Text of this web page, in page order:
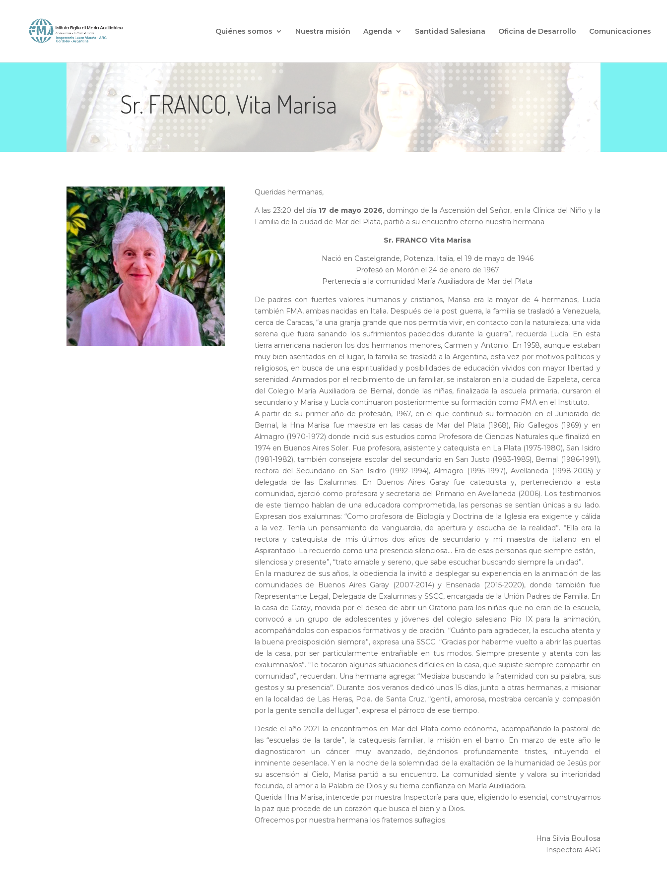
Quiénes somos Nuestra misión Agenda Santidad Salesiana Oficina de Desarrollo Comunicaciones
Sr. FRANCO, Vita Marisa
Queridas hermanas,
A las 23:20 del día 17 de mayo 2026, domingo de la Ascensión del Señor, en la Clínica del Niño y la
Familia de la ciudad de Mar del Plata, partió a su encuentro eterno nuestra hermana
Sr. FRANCO Vita Marisa
Nació en Castelgrande, Potenza, Italia, el 19 de mayo de 1946
Profesó en Morón el 24 de enero de 1967
Pertenecía a la comunidad María Auxiliadora de Mar del Plata
De padres con fuertes valores humanos y cristianos, Marisa era la mayor de 4 hermanos, Lucía
también FMA, ambas nacidas en Italia. Después de la post guerra, la familia se trasladó a Venezuela,
cerca de Caracas, “a una granja grande que nos permitía vivir, en contacto con la naturaleza, una vida
serena que fuera sanando los sufrimientos padecidos durante la guerra”, recuerda Lucía. En esta
tierra americana nacieron los dos hermanos menores, Carmen y Antonio. En 1958, aunque estaban
muy bien asentados en el lugar, la familia se trasladó a la Argentina, esta vez por motivos políticos y
religiosos, en busca de una espiritualidad y posibilidades de educación vividos con mayor libertad y
serenidad. Animados por el recibimiento de un familiar, se instalaron en la ciudad de Ezpeleta, cerca
del Colegio María Auxiliadora de Bernal, donde las niñas, finalizada la escuela primaria, cursaron el
secundario y Marisa y Lucía continuaron posteriormente su formación como FMA en el Instituto.
A partir de su primer año de profesión, 1967, en el que continuó su formación en el Juniorado de
Bernal, la Hna Marisa fue maestra en las casas de Mar del Plata (1968), Río Gallegos (1969) y en
Almagro (1970-1972) donde inició sus estudios como Profesora de Ciencias Naturales que finalizó en
1974 en Buenos Aires Soler. Fue profesora, asistente y catequista en La Plata (1975-1980), San Isidro
(1981-1982), también consejera escolar del secundario en San Justo (1983-1985), Bernal (1986-1991),
rectora del Secundario en San Isidro (1992-1994), Almagro (1995-1997), Avellaneda (1998-2005) y
delegada de las Exalumnas. En Buenos Aires Garay fue catequista y, perteneciendo a esta
comunidad, ejerció como profesora y secretaria del Primario en Avellaneda (2006). Los testimonios
de este tiempo hablan de una educadora comprometida, las personas se sentían únicas a su lado.
Expresan dos exalumnas: “Como profesora de Biología y Doctrina de la Iglesia era exigente y cálida
a la vez. Tenía un pensamiento de vanguardia, de apertura y escucha de la realidad”. “Ella era la
rectora y catequista de mis últimos dos años de secundario y mi maestra de italiano en el
Aspirantado. La recuerdo como una presencia silenciosa… Era de esas personas que siempre están,
silenciosa y presente”, “trato amable y sereno, que sabe escuchar buscando siempre la unidad”.
En la madurez de sus años, la obediencia la invitó a desplegar su experiencia en la animación de las
comunidades de Buenos Aires Garay (2007-2014) y Ensenada (2015-2020), donde también fue
Representante Legal, Delegada de Exalumnas y SSCC, encargada de la Unión Padres de Familia. En
la casa de Garay, movida por el deseo de abrir un Oratorio para los niños que no eran de la escuela,
convocó a un grupo de adolescentes y jóvenes del colegio salesiano Pío IX para la animación,
acompañándolos con espacios formativos y de oración. “Cuánto para agradecer, la escucha atenta y
la buena predisposición siempre”, expresa una SSCC. “Gracias por haberme vuelto a abrir las puertas
de la casa, por ser particularmente entrañable en tus modos. Siempre presente y atenta con las
exalumnas/os”. “Te tocaron algunas situaciones difíciles en la casa, que supiste siempre compartir en
comunidad”, recuerdan. Una hermana agrega: “Mediaba buscando la fraternidad con su palabra, sus
gestos y su presencia”. Durante dos veranos dedicó unos 15 días, junto a otras hermanas, a misionar
en la localidad de Las Heras, Pcia. de Santa Cruz, “gentil, amorosa, mostraba cercanía y compasión
por la gente sencilla del lugar”, expresa el párroco de ese tiempo.
Desde el año 2021 la encontramos en Mar del Plata como ecónoma, acompañando la pastoral de
las “escuelas de la tarde”, la catequesis familiar, la misión en el barrio. En marzo de este año le
diagnosticaron un cáncer muy avanzado, dejándonos profundamente tristes, intuyendo el
inminente desenlace. Y en la noche de la solemnidad de la exaltación de la humanidad de Jesús por
su ascensión al Cielo, Marisa partió a su encuentro. La comunidad siente y valora su interioridad
fecunda, el amor a la Palabra de Dios y su tierna confianza en María Auxiliadora.
Querida Hna Marisa, intercede por nuestra Inspectoría para que, eligiendo lo esencial, construyamos
la paz que procede de un corazón que busca el bien y a Dios.
Ofrecemos por nuestra hermana los fraternos sufragios.
Hna Silvia Boullosa
Inspectora ARG